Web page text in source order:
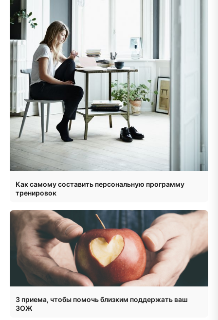
Как самому составить персональную программу
тренировок
3 приема, чтобы помочь близким поддержать ваш
ЗОЖ